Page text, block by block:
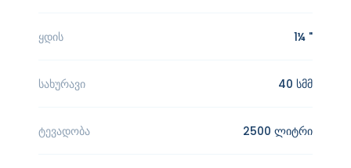
ყდის 1¼ "
სახურავი 40 სმმ
ტევადობა 2500 ლიტრი